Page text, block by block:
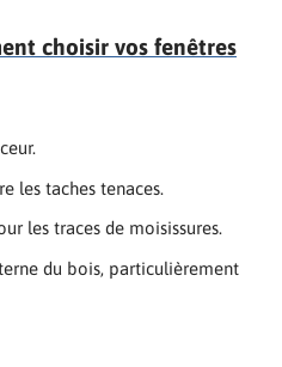
choisir vos fenêtres
les taches tenaces.
les traces de moisissures.
du bois, particulièrement